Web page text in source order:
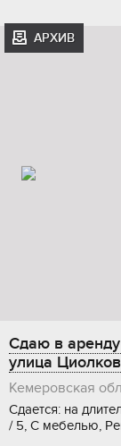
АРХИВ
Сдаю в
улица
Кемеровская
Сдается: на
/ 5, С мебелью,